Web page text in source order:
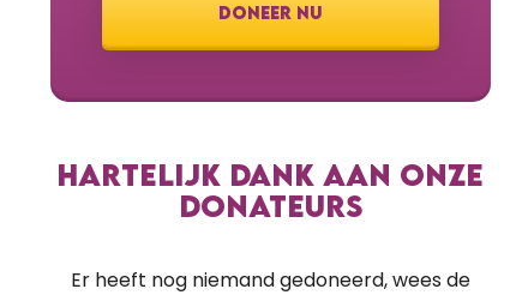
DONEER NU
HARTELIJK DANK AAN ONZE
DONATEURS
Er heeft nog niemand gedoneerd, wees de